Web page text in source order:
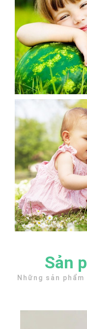
Sản
Những sản